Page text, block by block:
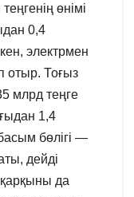
өнімі
0,4
электрмен
отыр. Тоғыз
млрд теңге
1,4
бөлігі —
дейді
да